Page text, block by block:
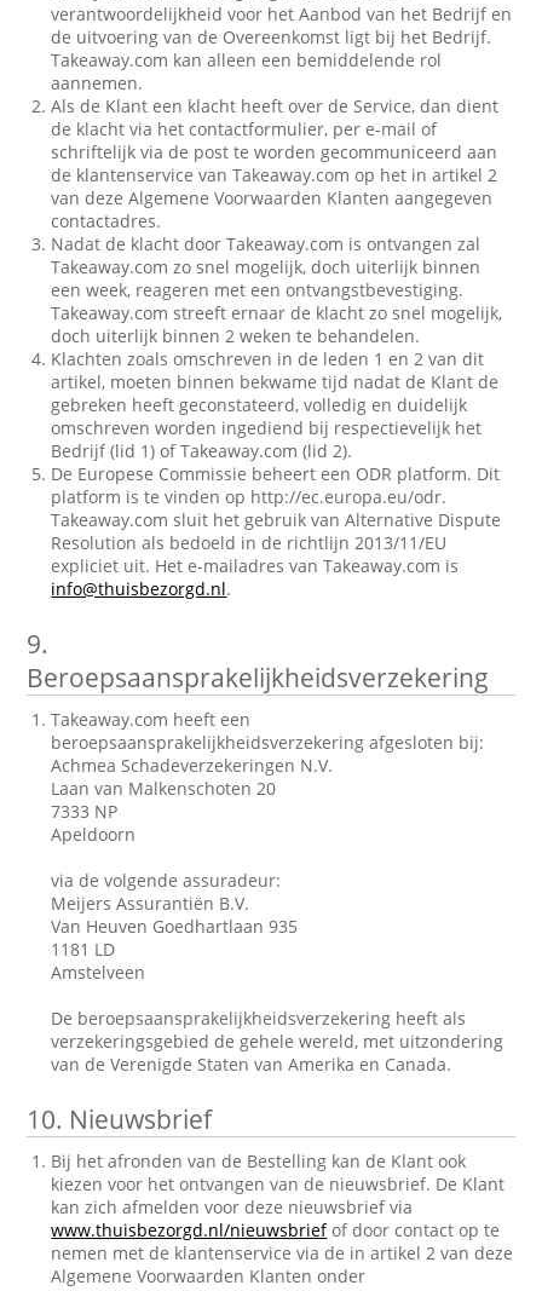
verantwoordelijkheid voor het Aanbod van het Bedrijf en
de uitvoering van de Overeenkomst ligt bij het Bedrijf.
Takeaway.com kan alleen een bemiddelende rol
aannemen.
Als de Klant een klacht heeft over de Service, dan dient
de klacht via het contactformulier, per e-mail of
schriftelijk via de post te worden gecommuniceerd aan
de klantenservice van Takeaway.com op het in artikel 2
van deze Algemene Voorwaarden Klanten aangegeven
contactadres.
Nadat de klacht door Takeaway.com is ontvangen zal
Takeaway.com zo snel mogelijk, doch uiterlijk binnen
een week, reageren met een ontvangstbevestiging.
Takeaway.com streeft ernaar de klacht zo snel mogelijk,
doch uiterlijk binnen 2 weken te behandelen.
Klachten zoals omschreven in de leden 1 en 2 van dit
artikel, moeten binnen bekwame tijd nadat de Klant de
gebreken heeft geconstateerd, volledig en duidelijk
omschreven worden ingediend bij respectievelijk het
Bedrijf (lid 1) of Takeaway.com (lid 2).
De Europese Commissie beheert een ODR platform. Dit
platform is te vinden op http://ec.europa.eu/odr.
Takeaway.com sluit het gebruik van Alternative Dispute
Resolution als bedoeld in de richtlijn 2013/11/EU
expliciet uit. Het e-mailadres van Takeaway.com is
info@thuisbezorgd.nl.
9.
Beroepsaansprakelijkheidsverzekering
Takeaway.com heeft een
beroepsaansprakelijkheidsverzekering afgesloten bij:
Achmea Schadeverzekeringen N.V.
Laan van Malkenschoten 20
7333 NP
Apeldoorn
via de volgende assuradeur:
Meijers Assurantiën B.V.
Van Heuven Goedhartlaan 935
1181 LD
Amstelveen
De beroepsaansprakelijkheidsverzekering heeft als
verzekeringsgebied de gehele wereld, met uitzondering
van de Verenigde Staten van Amerika en Canada.
10. Nieuwsbrief
Bij het afronden van de Bestelling kan de Klant ook
kiezen voor het ontvangen van de nieuwsbrief. De Klant
kan zich afmelden voor deze nieuwsbrief via
www.thuisbezorgd.nl/nieuwsbriefof door contact op te
nemen met de klantenservice via de in artikel 2 van deze
Algemene Voorwaarden Klanten onder